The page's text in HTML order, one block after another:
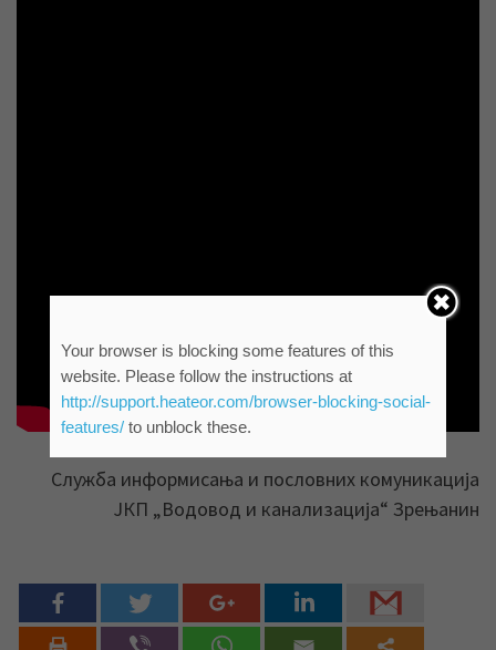
Служба информисања и пословних комуникација
ЈКП „Водовод и канализација“ Зрењанин
Your browser is blocking some features of this
website. Please follow the instructions at
http://support.heateor.com/browser-blocking-social-
features/to unblock these.